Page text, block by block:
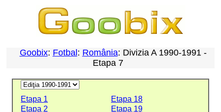
Goobix: Fotbal : România: Divizia A 1990-1991 -
Etapa 7
Etapa 1
Etapa 18
Etapa 2
Etapa 19